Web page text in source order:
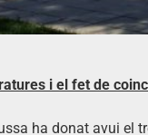
i el fet de
ha donat avui el